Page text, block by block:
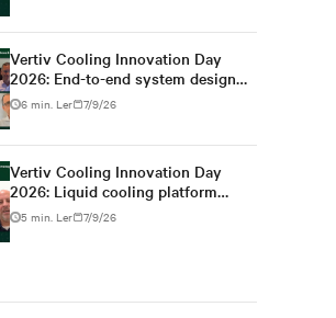
Vertiv Cooling Innovation Day
2026: End-to-end system design
for high-density AI
6 min. Ler 7/9/26
Vertiv Cooling Innovation Day
2026: Liquid cooling platform
changes from design to
5 min. Ler 7/9/26